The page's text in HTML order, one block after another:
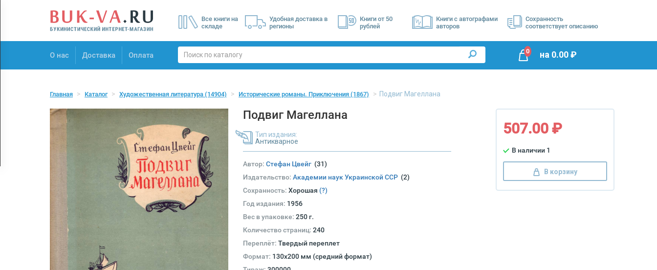
Все книги на
складе
Удобная доставка в
регионы
Книги от 50
рублей
Книги с автографами
авторов
Сохранность
соответствует описанию
О нас Доставка Оплата
О нас
0 на 0.00₽
Главная Каталог Художественная литература (14904) Исторические романы. Приключения (1867) Подвиг Магеллана
507.00 ₽
В наличии 1
В корзину
Подвиг Магеллана
Тип издания:
Антикварное
Автор: Стефан Цвейг (31)
Издательство: Академии наук Украинской ССР (2)
Сохранность: Хорошая (?)
Год издания: 1956
Вес в упаковке: 250 г.
Количество страниц: 240
Переплёт: Твердый переплет
Формат: 130х200 мм (средний формат)